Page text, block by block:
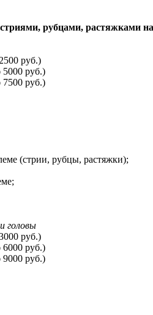
рубцами, растяжками
руб.)
руб.)
руб.)
(стрии, рубцы, растяжки);
головы
руб.)
руб.)
руб.)